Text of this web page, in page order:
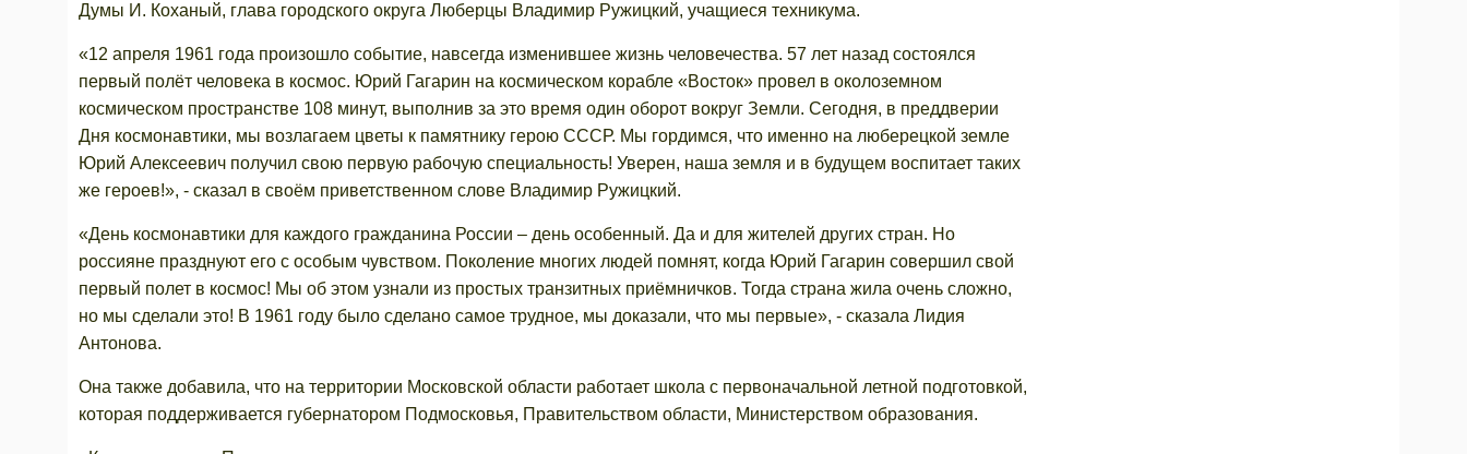
Думы И. Коханый, глава городского округа Люберцы Владимир Ружицкий, учащиеся техникума.
«12 апреля 1961 года произошло событие, навсегда изменившее жизнь человечества. 57 лет назад состоялся
первый полёт человека в космос. Юрий Гагарин на космическом корабле «Восток» провел в околоземном
космическом пространстве 108 минут, выполнив за это время один оборот вокруг Земли. Сегодня, в преддверии
Дня космонавтики, мы возлагаем цветы к памятнику герою СССР. Мы гордимся, что именно на люберецкой земле
Юрий Алексеевич получил свою первую рабочую специальность! Уверен, наша земля и в будущем воспитает таких
же героев!», - сказал в своём приветственном слове Владимир Ружицкий.
«День космонавтики для каждого гражданина России – день особенный. Да и для жителей других стран. Но
россияне празднуют его с особым чувством. Поколение многих людей помнят, когда Юрий Гагарин совершил свой
первый полет в космос! Мы об этом узнали из простых транзитных приёмничков. Тогда страна жила очень сложно,
но мы сделали это! В 1961 году было сделано самое трудное, мы доказали, что мы первые», - сказала Лидия
Антонова.
Она также добавила, что на территории Московской области работает школа с первоначальной летной подготовкой,
которая поддерживается губернатором Подмосковья, Правительством области, Министерством образования.